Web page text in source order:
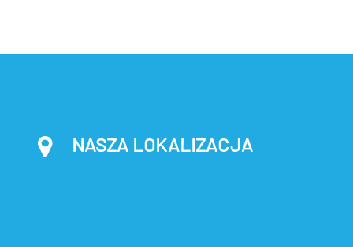
NASZA LOKALIZACJA